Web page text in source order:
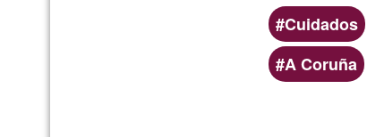
Cuidados
A Coruña